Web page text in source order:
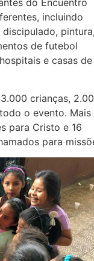
do Encuentro
incluindo
de futebol
e casas de
crianças,
o evento. Mais
para Cristo e 16
para